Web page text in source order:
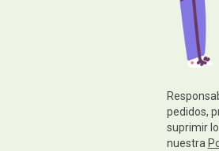
pedidos,
suprimir
nuestra